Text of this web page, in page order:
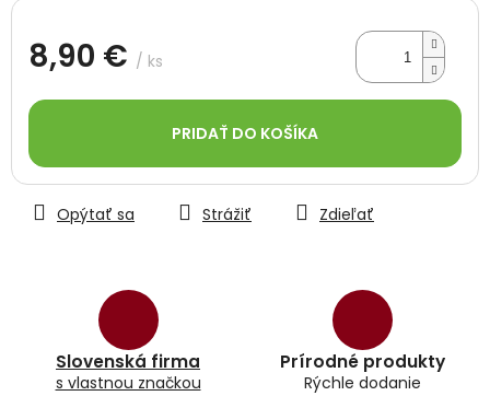
8,90 € / ks
cena:
PRIDAŤ DO KOŠÍKA
Slovenská firma
s vlastnou značkou
Prírodné produkty
Rýchle dodanie
Opýtať sa Strážiť Zdieľať